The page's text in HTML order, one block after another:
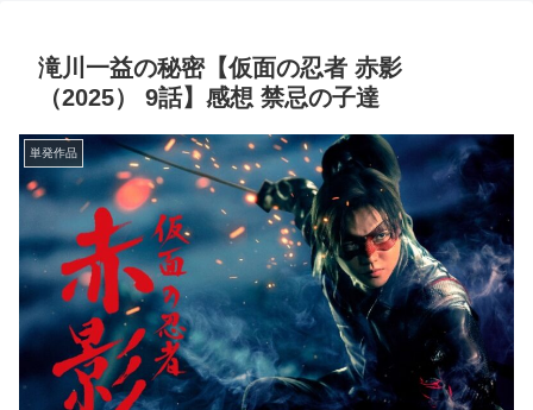
滝川一益の秘密【仮面の忍者 赤影
（2025） 9話】感想 禁忌の子達
単発作品